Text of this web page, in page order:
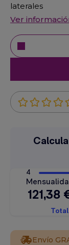
laterales
Ver
Envío